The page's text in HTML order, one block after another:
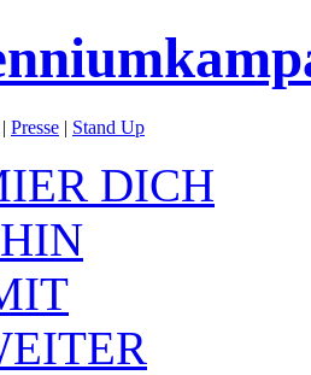
| Presse | Stand Up
DICH